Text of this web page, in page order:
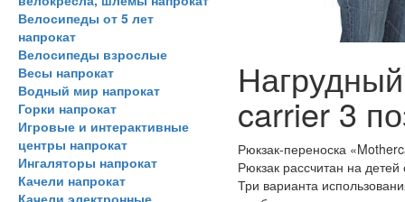
Велосипеды от 5 лет
напрокат
Велосипеды взрослые
Весы напрокат
Водный мир напрокат
Горки напрокат
Игровые и интерактивные
центры напрокат
Ингаляторы напрокат
Качели напрокат
carrier 3
Рюкзак-переноска
Рюкзак рассчитан на
Три варианта